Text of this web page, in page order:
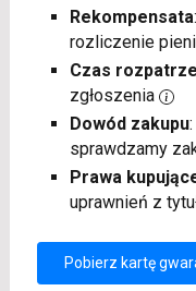
Rekompensata
rozliczenie
Czas
zgłoszenia
Dowód zakupu
sprawdzamy
Prawa
uprawnień z
Pobierz kartę